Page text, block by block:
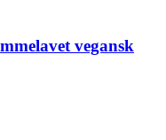
vegansk